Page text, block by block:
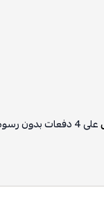
على4دفعات بدون